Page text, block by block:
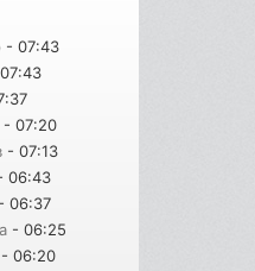
- 07:43
- 07:20
- 07:13
06:43
- 06:37
- 06:25
- 06:20